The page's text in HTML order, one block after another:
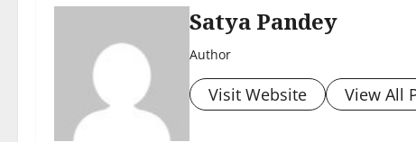
Satya Pandey
Author
Visit Website View All